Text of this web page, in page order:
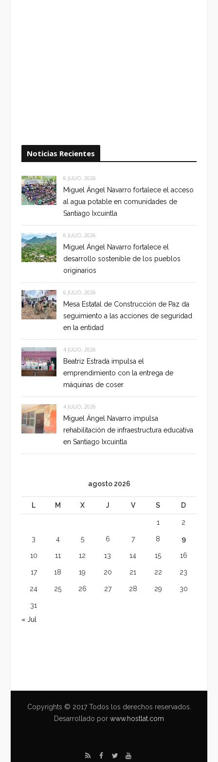
Noticias Recientes
6 JULIO, 2026
Miguel Ángel Navarro fortalece el acceso
al agua potable en comunidades de
Santiago Ixcuintla
6 JULIO, 2026
Miguel Ángel Navarro fortalece el
desarrollo sostenible de los pueblos
originarios
6 JULIO, 2026
Mesa Estatal de Construcción de Paz da
seguimiento a las acciones de seguridad
en la entidad
4 JULIO, 2026
Beatriz Estrada impulsa el
emprendimiento con la entrega de
máquinas de coser
4 JULIO, 2026
Miguel Ángel Navarro impulsa
rehabilitación de infraestructura educativa
en Santiago Ixcuintla
agosto 2026
L M X J V S D
1 2
3 4 5 6 7 8 9
10 11 12 13 14 15 16
17 18 19 20 21 22 23
24 25 26 27 28 29 30
31
« Jul
Copyrights © 2017 Todos los derechos reservados.
Desarrollado por www.hostlat.com
R F T Y